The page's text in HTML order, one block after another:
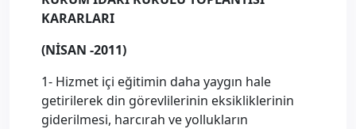
KARARLARI
(NİSAN -2011)
1- Hizmet içi eğitimin daha yaygın hale
getirilerek din görevlilerinin eksikliklerinin
giderilmesi, harcırah ve yollukların